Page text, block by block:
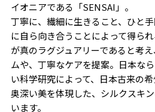
イオニアである「SENSAI」。
丁寧に、繊細に生きること、ひと
に自ら向き合うことによって得ら
が真のラグジュアリーであると考
ムや、丁寧なケアを提案。日本な
い科学研究によって、日本古来の
奥深い美を体現した、シルクスキ
います。